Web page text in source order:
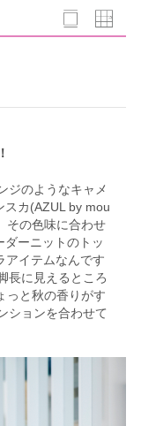
ジのようなキャメ
スカ(AZUL by mou
の色味に合わせ
ーニットのトッ
アイテムなんです
長に見えるところ
っと秋の香りがす
ションを合わせて